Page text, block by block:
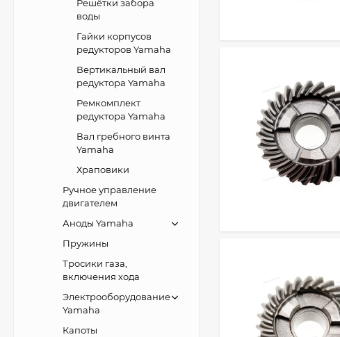
Решётки забора
воды
Гайки корпусов
редукторов Yamaha
Вертикальный вал
редуктора Yamaha
Ремкомплект
редуктора Yamaha
Вал гребного винта
Yamaha
Храповики
Ручное управление
двигателем
Аноды Yamaha
Пружины
Тросики газа,
включения хода
Электрооборудование
Yamaha
Капоты